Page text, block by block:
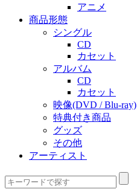
アニメ
商品形態
シングル
CD
カセット
アルバム
CD
カセット
映像(DVD / Blu-ray)
特典付き商品
グッズ
その他
アーティスト